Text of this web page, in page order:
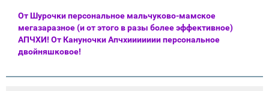
От Шурочки персональное мальчуково-мамское
мегазаразное (и от этого в разы более эффективное)
АПЧХИ! От Кануночки Апчхиииииии персональное
двойняшковое!